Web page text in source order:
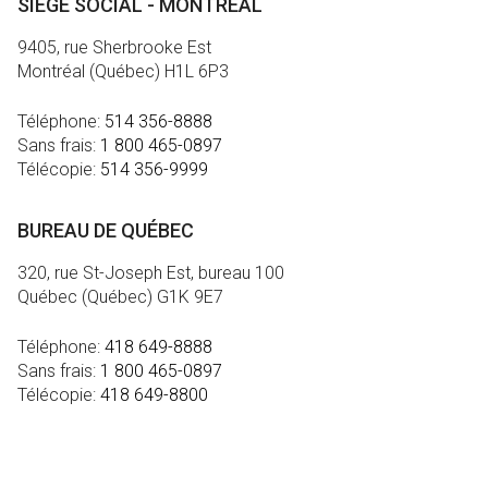
SIÈGE SOCIAL - MONTRÉAL
9405, rue Sherbrooke Est
Montréal (Québec) H1L 6P3
Téléphone: 514 356-8888
Sans frais: 1 800 465-0897
Télécopie: 514 356-9999
BUREAU DE QUÉBEC
320, rue St-Joseph Est, bureau 100
Québec (Québec) G1K 9E7
Téléphone: 418 649-8888
Sans frais: 1 800 465-0897
Télécopie: 418 649-8800